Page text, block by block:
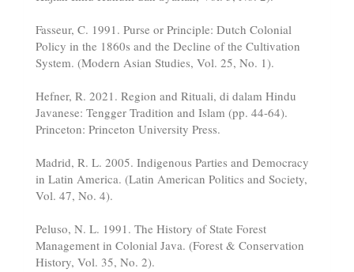
Fasseur, C. 1991. Purse or Principle: Dutch Colonial
Policy in the 1860s and the Decline of the Cultivation
System. (Modern Asian Studies, Vol. 25, No. 1).
Hefner, R. 2021. Region and Rituali, di dalam Hindu
Javanese: Tengger Tradition and Islam (pp. 44-64).
Princeton: Princeton University Press.
Madrid, R. L. 2005. Indigenous Parties and Democracy
in Latin America. (Latin American Politics and Society,
Vol. 47, No. 4).
Peluso, N. L. 1991. The History of State Forest
Management in Colonial Java. (Forest & Conservation
History, Vol. 35, No. 2).